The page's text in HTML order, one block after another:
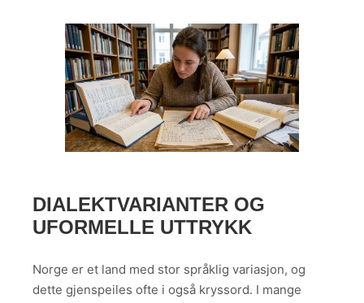
DIALEKTVARIANTER OG
UFORMELLE UTTRYKK
Norge er et land med stor språklig variasjon, og
dette gjenspeiles ofte i også kryssord. I mange